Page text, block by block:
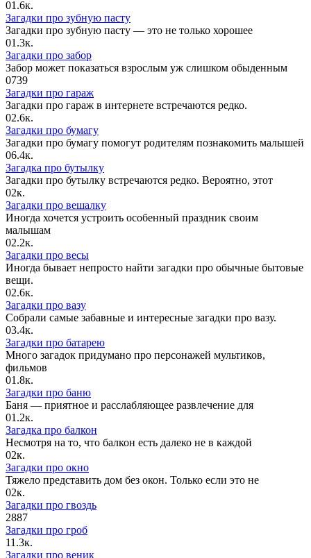
01.6к.
Загадки про зубную пасту
Загадки про зубную пасту — это не только хорошее
01.3к.
Загадки про забор
Забор может показаться взрослым уж слишком обыденным
0739
Загадки про гараж
Загадки про гараж в интернете встречаются редко.
02.6к.
Загадки про бумагу
Загадки про бумагу помогут родителям познакомить малышей
06.4к.
Загадка про бутылку
Загадки про бутылку встречаются редко. Вероятно, этот
02к.
Загадки про вешалку
Иногда хочется устроить особенный праздник своим
малышам
02.2к.
Загадки про весы
Иногда бывает непросто найти загадки про обычные бытовые
вещи.
02.6к.
Загадки про вазу
Собрали самые забавные и интересные загадки про вазу.
03.4к.
Загадки про батарею
Много загадок придумано про персонажей мультиков,
фильмов
01.8к.
Загадки про баню
Баня — приятное и расслабляющее развлечение для
01.2к.
Загадка про балкон
Несмотря на то, что балкон есть далеко не в каждой
02к.
Загадки про окно
Тяжело представить дом без окон. Только если это не
02к.
Загадки про гвоздь
2887
Загадки про гроб
11.3к.
Загадки про веник